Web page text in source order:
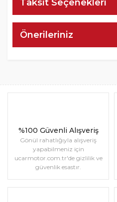
Taksit Seçenekleri
Önerileriniz
%100 Güvenli Alışveriş
Gönül rahatlığıyla alışveriş
yapabilmeniz için
ucarmotor.com.tr'de gizlilik ve
güvenlik esastır.